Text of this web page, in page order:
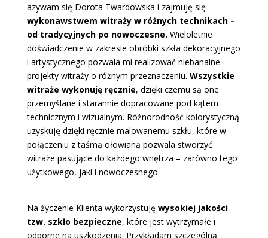
azywam się Dorota Twardowska i zajmuję się
wykonawstwem witraży w różnych technikach –
od tradycyjnych po nowoczesne. Wieloletnie
doświadczenie w zakresie obróbki szkła dekoracyjnego
i artystycznego pozwala mi realizować niebanalne
projekty witraży o różnym przeznaczeniu. Wszystkie
witraże wykonuję ręcznie, dzięki czemu są one
przemyślane i starannie dopracowane pod kątem
technicznym i wizualnym. Różnorodność kolorystyczną
uzyskuję dzięki ręcznie malowanemu szkłu, które w
połączeniu z taśmą ołowianą pozwala stworzyć
witraże pasujące do każdego wnętrza – zarówno tego
użytkowego, jaki i nowoczesnego.
Na życzenie Klienta wykorzystuję wysokiej jakości
tzw. szkło bezpieczne, które jest wytrzymałe i
odporne na uszkodzenia. Przykładam szczególną